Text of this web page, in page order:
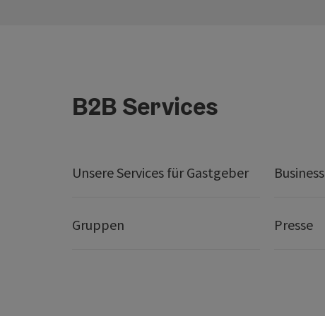
B2B Services
Unsere Services für Gastgeber Business
Gruppen Presse